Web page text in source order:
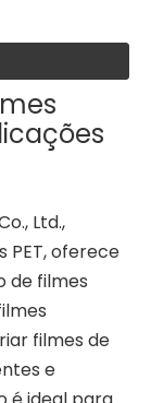
Ltd.,
PET, oferece
de filmes
filmes de
e